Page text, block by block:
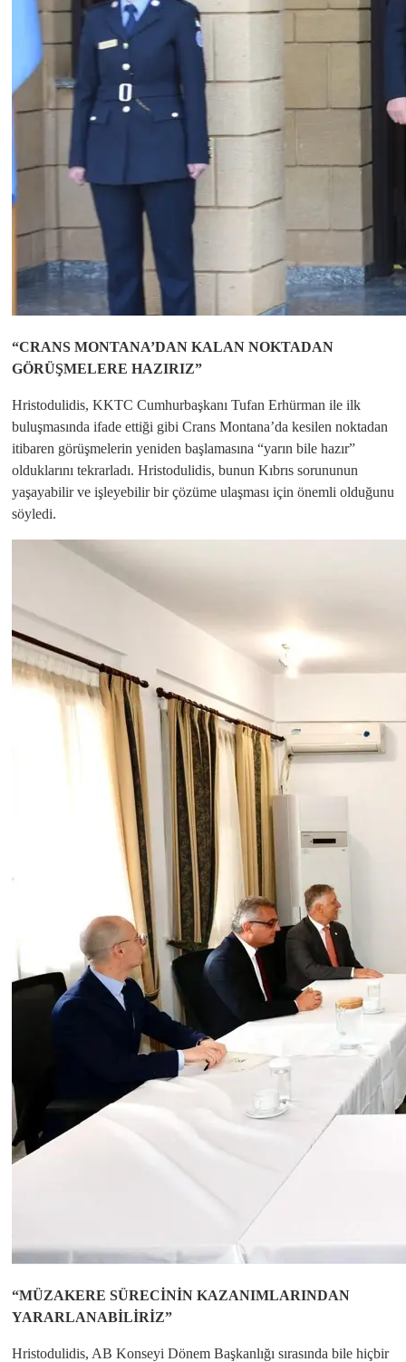
“CRANS MONTANA’DAN KALAN NOKTADAN
GÖRÜŞMELERE HAZIRIZ”
Hristodulidis, KKTC Cumhurbaşkanı Tufan Erhürman ile ilk
buluşmasında ifade ettiği gibi Crans Montana’da kesilen noktadan
itibaren görüşmelerin yeniden başlamasına “yarın bile hazır”
olduklarını tekrarladı. Hristodulidis, bunun Kıbrıs sorununun
yaşayabilir ve işleyebilir bir çözüme ulaşması için önemli olduğunu
söyledi.
“MÜZAKERE SÜRECİNİN KAZANIMLARINDAN
YARARLANABİLİRİZ”
Hristodulidis, AB Konseyi Dönem Başkanlığı sırasında bile hiçbir